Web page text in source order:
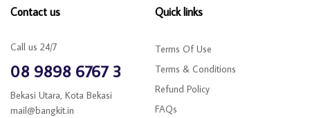
Contact us
Call us 24/7
08 9898 6767 3
Bekasi Utara, Kota Bekasi
mail@bangkit.in
Quick links
Terms Of Use
Terms & Conditions
Refund Policy
FAQs